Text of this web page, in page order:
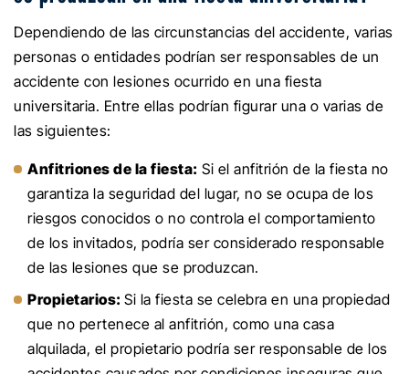
Dependiendo de las circunstancias del accidente, varias
personas o entidades podrían ser responsables de un
accidente con lesiones ocurrido en una fiesta
universitaria. Entre ellas podrían figurar una o varias de
las siguientes:
Anfitriones de la fiesta: Si el anfitrión de la fiesta no
garantiza la seguridad del lugar, no se ocupa de los
riesgos conocidos o no controla el comportamiento
de los invitados, podría ser considerado responsable
de las lesiones que se produzcan.
Propietarios: Si la fiesta se celebra en una propiedad
que no pertenece al anfitrión, como una casa
alquilada, el propietario podría ser responsable de los